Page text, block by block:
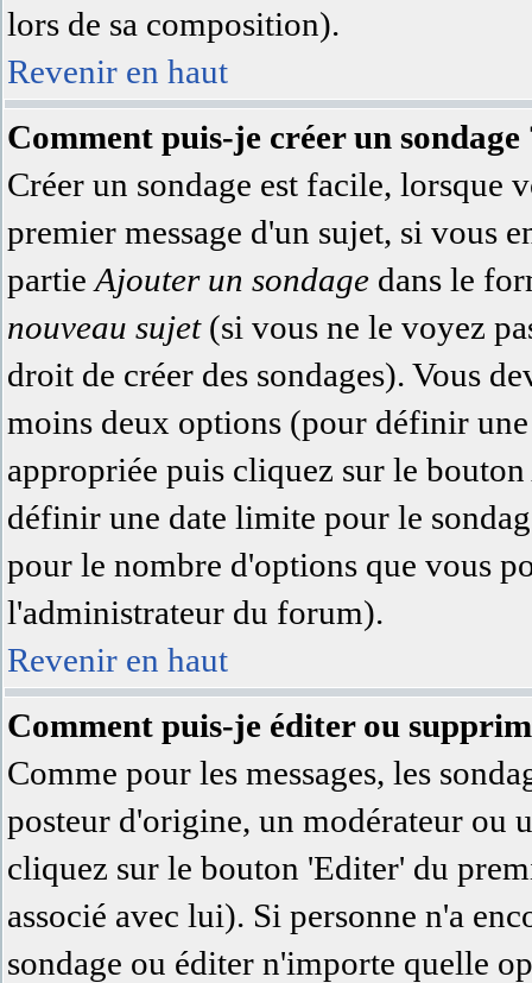
lors de sa composition).
Revenir en haut
Comment puis-je créer un sondage
Créer un sondage est facile, lorsque
premier message d'un sujet, si vous
partie Ajouter un sondage dans le
nouveau sujet(si vous ne le voyez
droit de créer des sondages). Vous
moins deux options (pour définir
appropriée puis cliquez sur le bouton
définir une date limite pour le
pour le nombre d'options que vous
l'administrateur du forum).
Revenir en haut
Comment puis-je éditer ou
Comme pour les messages, les
posteur d'origine, un modérateur ou
cliquez sur le bouton 'Editer' du
associé avec lui). Si personne n'a
sondage ou éditer n'importe quelle